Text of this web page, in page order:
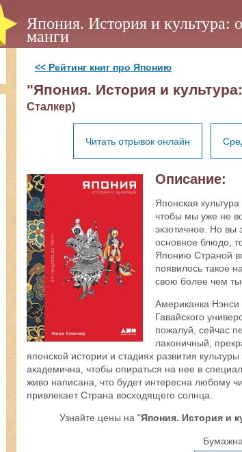
Япония. История и культура:
манги
<< Рейтинг книг про Японию
"Япония. История и
Сталкер)
Читать отрывок онлайн
Описание:
Японская
чтобы мы уже не
экзотичное. Но вы
основное блюдо,
Японию Страной
появилось такое
свою более чем
Американка Нэнси
Гавайского
пожалуй, сейчас
лаконичный,
японской истории и стадиях развития
академична, чтобы опираться на нее в
живо написана, что будет интересна любому
привлекает Страна восходящего солнца.
Узнайте цены на "Япония. История и